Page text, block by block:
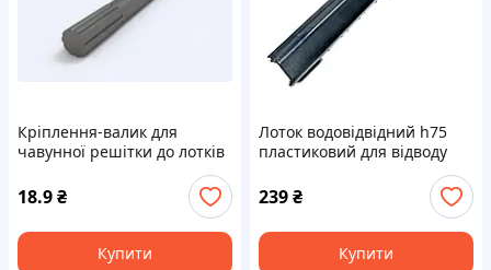
Кріплення-валик для
чавунної решітки до лотків
пластиковим STANDART 100
18.9₴
Купити
Лоток водовідвідний h75
пластиковий для відводу
поверхневих вод, вихід на
трубу 50, 75, 100мм
239₴
Купити